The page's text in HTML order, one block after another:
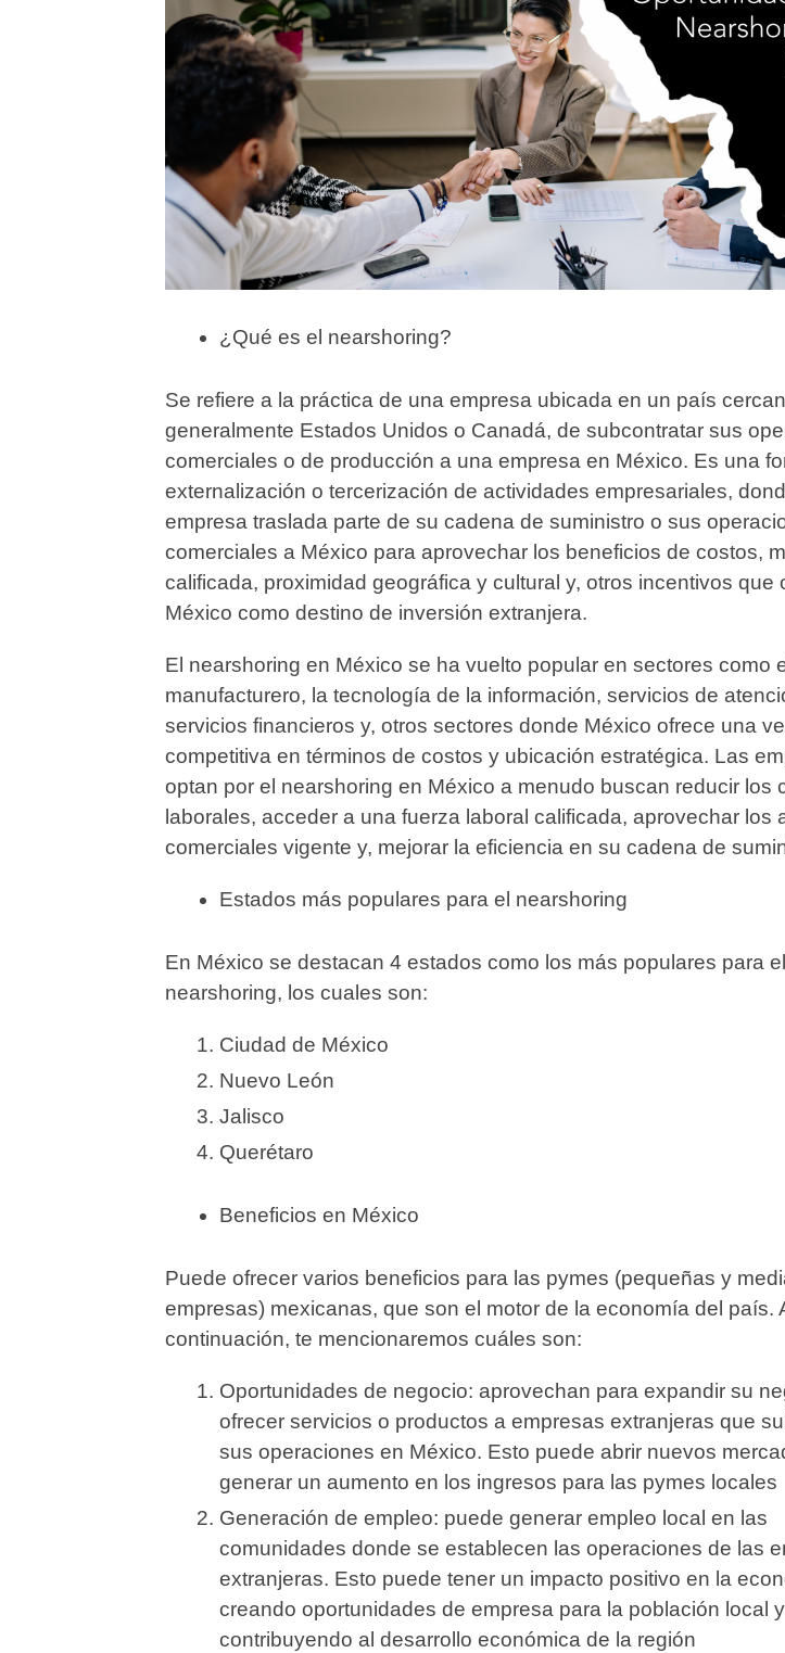
¿Qué es el nearshoring?
Se refiere a la práctica de una empresa ubicada en un país
generalmente Estados Unidos o Canadá, de subcontratar sus
comerciales o de producción a una empresa en México. Es una
externalización o tercerización de actividades empresariales,
empresa traslada parte de su cadena de suministro o sus
comerciales a México para aprovechar los beneficios de costos,
calificada, proximidad geográfica y cultural y, otros incentivos que
México como destino de inversión extranjera.
El nearshoring en México se ha vuelto popular en sectores como
manufacturero, la tecnología de la información, servicios de
servicios financieros y, otros sectores donde México ofrece una
competitiva en términos de costos y ubicación estratégica. Las
optan por el nearshoring en México a menudo buscan reducir los
laborales, acceder a una fuerza laboral calificada, aprovechar los
comerciales vigente y, mejorar la eficiencia en su cadena de
Estados más populares para el nearshoring
En México se destacan 4 estados como los más populares para el
nearshoring, los cuales son:
Ciudad de México
Nuevo León
Jalisco
Querétaro
Beneficios en México
Puede ofrecer varios beneficios para las pymes (pequeñas y
empresas) mexicanas, que son el motor de la economía del país.
continuación, te mencionaremos cuáles son:
Oportunidades de negocio: aprovechan para expandir su
ofrecer servicios o productos a empresas extranjeras que
sus operaciones en México. Esto puede abrir nuevos
generar un aumento en los ingresos para las pymes locales
Generación de empleo: puede generar empleo local en las
comunidades donde se establecen las operaciones de las
extranjeras. Esto puede tener un impacto positivo en la
creando oportunidades de empresa para la población local y
contribuyendo al desarrollo económica de la región